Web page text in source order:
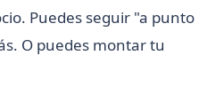
Puedes seguir "a punto
O puedes montar tu